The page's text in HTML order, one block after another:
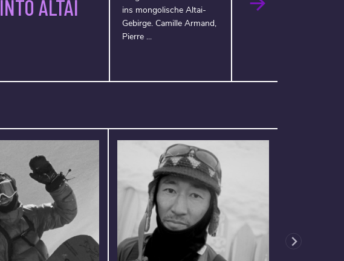
INTO ALTAI
ins mongolische Altai-
Gebirge. Camille Armand,
Pierre ...